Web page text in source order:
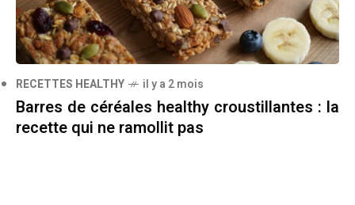
RECETTES HEALTHY il y a 2 mois
Barres de céréales healthy croustillantes : la
recette qui ne ramollit pas